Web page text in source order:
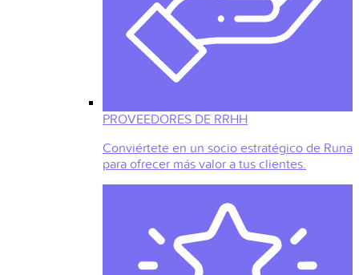
PROVEEDORES DE RRHH
Conviértete en un socio estratégico de Runa
para ofrecer más valor a tus clientes.